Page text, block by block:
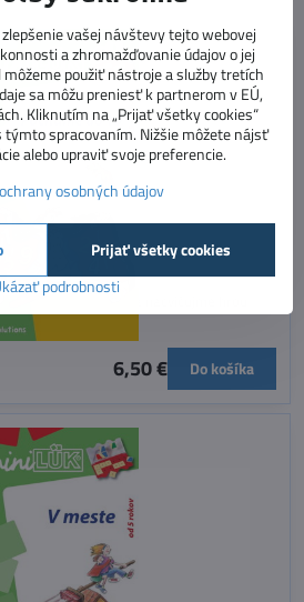
neúspechov a nacvičujme hrou
do 10.
6,50 € Do košíka
vašej návštevy tejto webovej
a zhromažďovanie údajov o jej
môžeme použiť nástroje a služby tretích
sa môžu preniesť k partnerom v EÚ,
Kliknutím na „Prijať všetky cookies“
spracovaním. Nižšie môžete nájsť
alebo upraviť svoje preferencie.
osobných údajov
podrobnosti
Prijať všetky cookies